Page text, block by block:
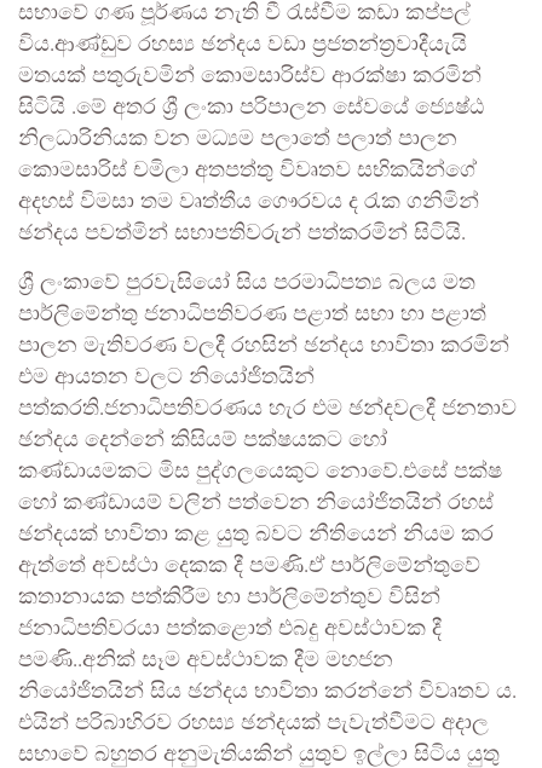
සභාවේ ගණ පූර්ණය නැති වී රැස්වීම කඩා කප්පල්
විය.ආණ්ඩුව රහස්‍ය ඡන්දය වඩා ප්‍රජතන්ත්‍රවාදීයැයි
මතයක් පතුරුවමින් කොමසාරිස්ව ආරක්ෂා කරමින්
සිටියි .මේ අතර ශ්‍රී ලංකා පරිපාලන සේවයේ ජ්‍යෙෂ්ඨ
නිලධාරිනියක වන මධ්‍යම පලාතේ පලාත් පාලන
කොමසාරිස් චමිලා අතපත්තු විවෘතව සභිකයින්ගේ
අදහස් විමසා තම වෘත්තීය ගෞරවය ද රැක ගනිමින්
ඡන්දය පවත්මින් සභාපතිවරුන් පත්කරමින් සිටියි.
ශ්‍රී ලංකාවේ පුරවැසියෝ සිය පරමාධිපත්‍ය බලය මත
පාර්ලිමේන්තු ජනාධිපතිවරණ පළාත් සභා හා පළාත්
පාලන මැතිවරණ වලදී රහසින් ඡන්දය භාවිතා කරමින්
එම ආයතන වලට නියෝජිතයින්
පත්කරති.ජනාධිපතිවරණය හැර එම ඡන්දවලදී ජනතාව
ඡන්දය දෙන්නේ කිසියම් පක්ෂයකට හෝ
කණ්ඩායමකට මිස පුද්ගලයෙකුට නොවේ.එසේ පක්ෂ
හෝ කණ්ඩායම් වලින් පත්වෙන නියෝජිතයින් රහස්
ඡන්දයක් භාවිතා කළ යුතු බවට නීතියෙන් නියම කර
ඇත්තේ අවස්ථා දෙකක දී පමණි.ඒ පාර්ලිමේන්තුවේ
කතානායක පත්කිරීම හා පාර්ලිමේන්තුව විසින්
ජනාධිපතිවරයා පත්කළොත් එබදු අවස්ථාවක දී
පමණි..අනික් සෑම අවස්ථාවක දීම මහජන
නියෝජිතයින් සිය ඡන්දය භාවිතා කරන්නේ විවෘතව ය.
එයින් පරිබාහිරව රහස්‍ය ඡන්දයක් පැවැත්වීමට අදාල
සභාවේ බහුතර අනුමැතියකින් යුතුව ඉල්ලා සිටිය යුතු